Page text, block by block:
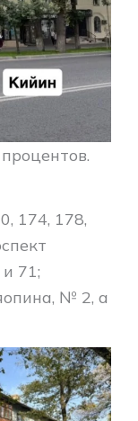
174, 178,
71;
№ 2, а